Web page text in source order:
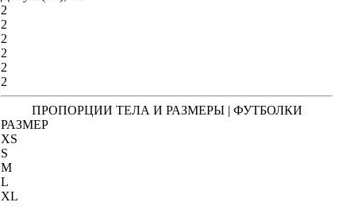
2
2
2
2
2
2
ПРОПОРЦИИ ТЕЛА И РАЗМЕРЫ | ФУТБОЛКИ
РАЗМЕР
XS
S
M
L
XL